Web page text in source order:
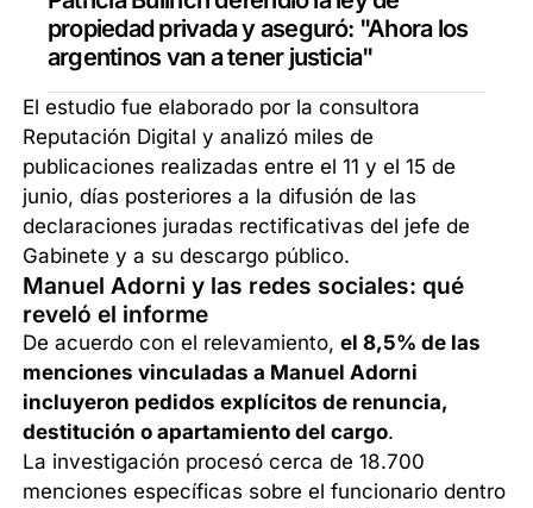
propiedad privada y aseguró: "Ahora los
argentinos van a tener justicia"
El estudio fue elaborado por la consultora
Reputación Digital y analizó miles de
publicaciones realizadas entre el 11 y el 15 de
junio, días posteriores a la difusión de las
declaraciones juradas rectificativas del jefe de
Gabinete y a su descargo público.
Manuel Adorni y las redes sociales: qué
reveló el informe
De acuerdo con el relevamiento,el 8,5% de las
menciones vinculadas a Manuel Adorni
incluyeron pedidos explícitos de renuncia,
destitución o apartamiento del cargo.
La investigación procesó cerca de 18.700
menciones específicas sobre el funcionario dentro